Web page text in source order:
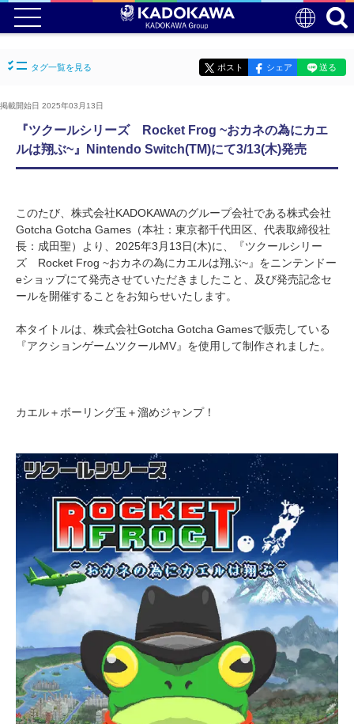
タグ一覧を見る ポスト シェア 送る
掲載開始日 2025年03月13日
『ツクールシリーズ Rocket Frog ~おカネの為にカエ
ルは翔ぶ~』Nintendo Switch(TM)にて3/13(木)発売
このたび、株式会社KADOKAWAのグループ会社である株式会社
Gotcha Gotcha Games（本社：東京都千代田区、代表取締役社
長：成田聖）より、2025年3月13日(木)に、『ツクールシリー
ズ Rocket Frog ~おカネの為にカエルは翔ぶ~』をニンテンドー
eショップにて発売させていただきましたこと、及び発売記念セ
ールを開催することをお知らせいたします。
本タイトルは、株式会社Gotcha Gotcha Gamesで販売している
『アクションゲームツクールMV』を使用して制作されました。
カエル＋ボーリング玉＋溜めジャンプ！